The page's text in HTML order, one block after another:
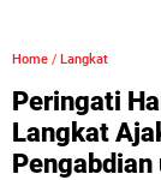
Home / Langkat
Peringati
Langkat